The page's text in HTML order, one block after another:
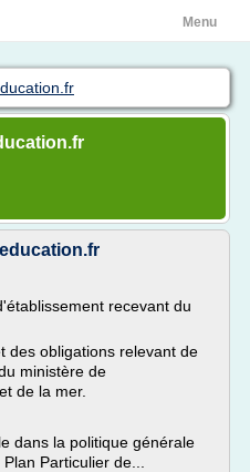
Menu
recevant du
des obligations relevant de
ministère de
de la mer.
dans la politique générale
Particulier de...